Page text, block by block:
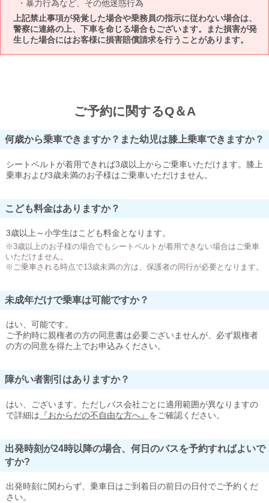
暴力行為など、その他迷惑行為
上記禁止事項が発覚した場合や乗務員の指示に従わない場合は、
警察に連絡の上、下車を命じる場合もございます。また損害が発
生した場合にはお客様に損害賠償請求を行うことがあります。
ご予約に関するQ＆A
何歳から乗車できますか？また幼児は膝上乗車できますか？
シートベルトが着用できれば3歳以上からご乗車いただけます。膝上
乗車および3歳未満のお子様はご乗車いただけません。
こども料金はありますか？
3歳以上～小学生はこども料金となります。
※3歳以上のお子様の場合でもシートベルトが着用できない場合はご乗車
いただけません。
※ご乗車される時点で13歳未満の方は、保護者の同行が必要となります。
未成年だけで乗車は可能ですか？
はい、可能です。
ご予約時に親権者の方の同意書は必要ございませんが、必ず親権者
の方の同意を得た上でお申込みください。
障がい者割引はありますか？
はい、ございます。ただしバス会社ごとに適用範囲が異なりますの
で詳細は 『おからだの不自由な方へ』 をご確認ください。
出発時刻が24時以降の場合、何日のバスを予約すればよいで
すか?
出発時刻に関わらず、乗車日はご到着日の前日の日付でご予約くだ
さい。